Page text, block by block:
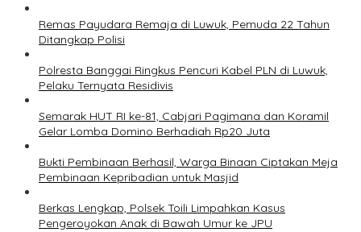
Remas Payudara Remaja di Luwuk, Pemuda 22 Tahun
Ditangkap Polisi
Polresta Banggai Ringkus Pencuri Kabel PLN di Luwuk,
Pelaku Ternyata Residivis
Semarak HUT RI ke-81, Cabjari Pagimana dan Koramil
Gelar Lomba Domino Berhadiah Rp20 Juta
Bukti Pembinaan Berhasil, Warga Binaan Ciptakan Meja
Pembinaan Kepribadian untuk Masjid
Berkas Lengkap, Polsek Toili Limpahkan Kasus
Pengeroyokan Anak di Bawah Umur ke JPU